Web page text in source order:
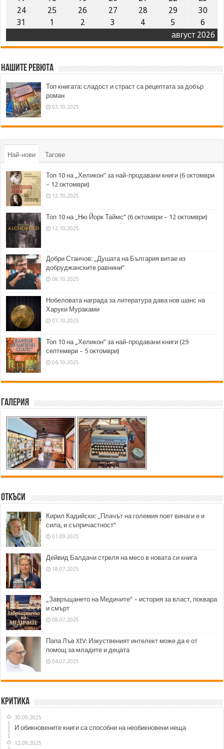
август 2026
24
25 26 27 28 29
30
31
1 2 3 4 5 6
Нашите ревюта
Топ книгата: сладост и страст са рецептата за добър
роман
03.10.2025
Най-нови Тагове
Топ 10 на „Хеликон” за най-продавани книги (6 октомври
– 12 октомври)
12.10.2025
Топ 10 на „Ню Йорк Таймс” (6 октомври – 12 октомври)
12.10.2025
Добри Станчов: „Душата на България витае из
добруджанските равнини“
08.10.2025
Нобеловата награда за литература дава нов шанс на
Харуки Мураками
07.10.2025
Топ 10 на „Хеликон” за най-продавани книги (29
септември – 5 октомври)
06.10.2025
Галерия
Откъси
Кирил Кадийски: „Плачът на големия поет винаги е и
сила, и съпричастност“
01.09.2025
Дейвид Балдачи стреля на месо в новата си книга
18.07.2025
„Завръщането на Медичите“ – история за власт, поквара
и смърт
08.07.2025
Папа Лъв XIV: Изкуственият интелект може да е от
помощ за младите и децата
04.07.2025
Критика
30.09.2025
И обикновените книги са способни на необикновени неща
12.09.2025